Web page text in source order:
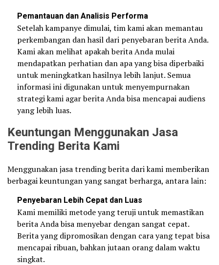
Pemantauan dan Analisis Performa
Setelah kampanye dimulai, tim kami akan memantau
perkembangan dan hasil dari penyebaran berita Anda.
Kami akan melihat apakah berita Anda mulai
mendapatkan perhatian dan apa yang bisa diperbaiki
untuk meningkatkan hasilnya lebih lanjut. Semua
informasi ini digunakan untuk menyempurnakan
strategi kami agar berita Anda bisa mencapai audiens
yang lebih luas.
Keuntungan Menggunakan Jasa
Trending Berita Kami
Menggunakan jasa trending berita dari kami memberikan
berbagai keuntungan yang sangat berharga, antara lain:
Penyebaran Lebih Cepat dan Luas
Kami memiliki metode yang teruji untuk memastikan
berita Anda bisa menyebar dengan sangat cepat.
Berita yang dipromosikan dengan cara yang tepat bisa
mencapai ribuan, bahkan jutaan orang dalam waktu
singkat.